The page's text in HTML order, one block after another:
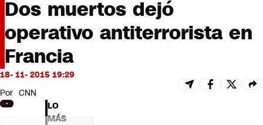
Deportes
Programas completos
Cultura
Servicios
Bits
CNN tiempo
Futuro 360
Opinión
Dos muertos dejó
operativo antiterrorista en
Francia
18- 11- 2015 19:29
Por CNN
LO
MÁS